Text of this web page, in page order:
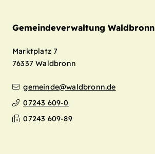
Gemeindeverwaltung Waldbronn
Marktplatz 7
76337 Waldbronn
gemeinde@waldbronn.de
07243 609-0
07243 609-89